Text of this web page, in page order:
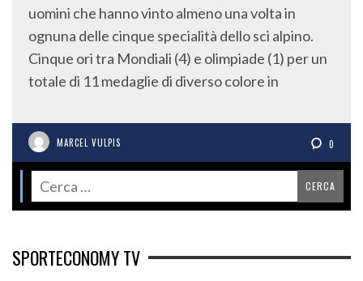
uomini che hanno vinto almeno una volta in
ognuna delle cinque specialità dello sci alpino.
Cinque ori tra Mondiali (4) e olimpiade (1) per un
totale di 11 medaglie di diverso colore in
MARCEL VULPIS 0
SPORTECONOMY TV